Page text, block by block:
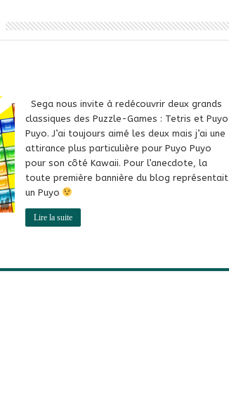
Sega nous invite à redécouvrir deux grands
classiques des Puzzle-Games : Tetris et Puyo
Puyo. J’ai toujours aimé les deux mais j’ai une
attirance plus particulière pour Puyo Puyo
pour son côté Kawaii. Pour l’anecdote, la
toute première bannière du blog représentait
un Puyo
Lire la suite